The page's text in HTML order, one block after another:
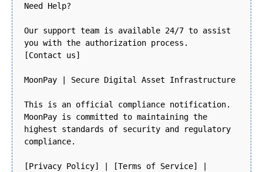
Need Help?
Our support team is available 24/7 to assist
you with the authorization process.
[Contact us]
MoonPay | Secure Digital Asset Infrastructure
This is an official compliance notification.
MoonPay is committed to maintaining the
highest standards of security and regulatory
compliance.
[Privacy Policy] | [Terms of Service] |